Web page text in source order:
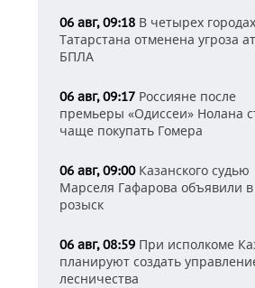
06 авг, 09:18 В четырех городах
Татарстана отменена угроза
БПЛА
06 авг, 09:17 Россияне после
премьеры «Одиссеи» Нолана
чаще покупать Гомера
06 авг, 09:00Казанского судью
Марселя Гафарова объявили в
розыск
06 авг, 08:59 При исполкоме
планируют создать
лесничества